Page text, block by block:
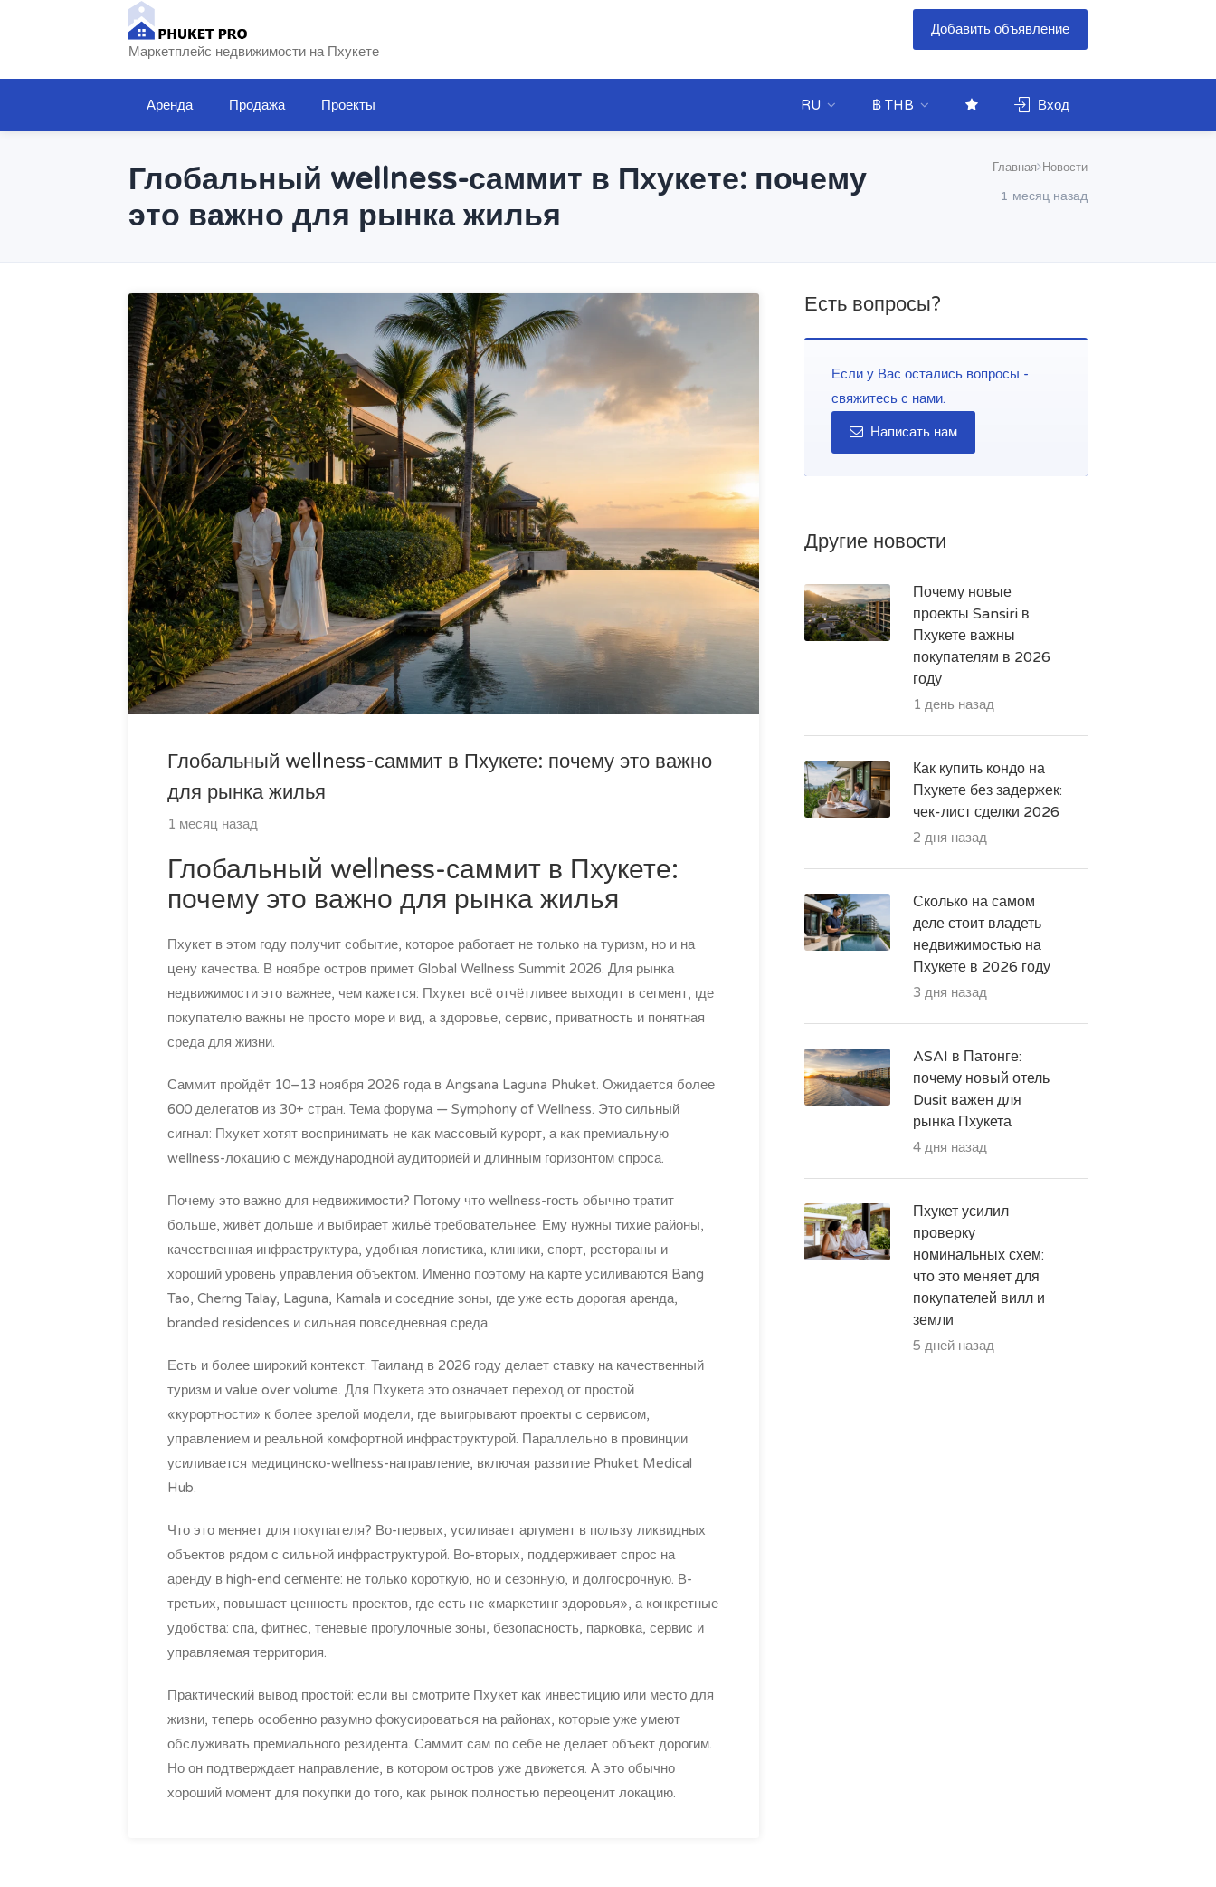
Маркетплейс недвижимости на Пхукете
Добавить объявление
Аренда Продажа Проекты Вход
฿ THB
RU
Глобальный wellness-саммит в Пхукете: почему
это важно для рынка жилья
Главная Новости
1 месяц назад
Глобальный wellness-саммит в Пхукете: почему это важно
для рынка жилья
1 месяц назад
Глобальный wellness-саммит в Пхукете:
почему это важно для рынка жилья
Пхукет в этом году получит событие, которое работает не только на туризм, но и на
цену качества. В ноябре остров примет Global Wellness Summit 2026. Для рынка
недвижимости это важнее, чем кажется: Пхукет всё отчётливее выходит в сегмент, где
покупателю важны не просто море и вид, а здоровье, сервис, приватность и понятная
среда для жизни.
Саммит пройдёт 10–13 ноября 2026 года в Angsana Laguna Phuket. Ожидается более
600 делегатов из 30+ стран. Тема форума — Symphony of Wellness. Это сильный
сигнал: Пхукет хотят воспринимать не как массовый курорт, а как премиальную
wellness-локацию с международной аудиторией и длинным горизонтом спроса.
Почему это важно для недвижимости? Потому что wellness-гость обычно тратит
больше, живёт дольше и выбирает жильё требовательнее. Ему нужны тихие районы,
качественная инфраструктура, удобная логистика, клиники, спорт, рестораны и
хороший уровень управления объектом. Именно поэтому на карте усиливаются Bang
Tao, Cherng Talay, Laguna, Kamala и соседние зоны, где уже есть дорогая аренда,
branded residences и сильная повседневная среда.
Есть и более широкий контекст. Таиланд в 2026 году делает ставку на качественный
туризм и value over volume. Для Пхукета это означает переход от простой
«курортности» к более зрелой модели, где выигрывают проекты с сервисом,
управлением и реальной комфортной инфраструктурой. Параллельно в провинции
усиливается медицинско-wellness-направление, включая развитие Phuket Medical
Hub.
Что это меняет для покупателя? Во-первых, усиливает аргумент в пользу ликвидных
объектов рядом с сильной инфраструктурой. Во-вторых, поддерживает спрос на
аренду в high-end сегменте: не только короткую, но и сезонную, и долгосрочную. В-
третьих, повышает ценность проектов, где есть не «маркетинг здоровья», а конкретные
удобства: спа, фитнес, теневые прогулочные зоны, безопасность, парковка, сервис и
управляемая территория.
Практический вывод простой: если вы смотрите Пхукет как инвестицию или место для
жизни, теперь особенно разумно фокусироваться на районах, которые уже умеют
обслуживать премиального резидента. Саммит сам по себе не делает объект дорогим.
Но он подтверждает направление, в котором остров уже движется. А это обычно
хороший момент для покупки до того, как рынок полностью переоценит локацию.
Есть вопросы?
Если у Вас остались вопросы -
свяжитесь с нами.
Написать нам
Другие новости
Почему новые
проекты Sansiri в
Пхукете важны
покупателям в 2026
году
1 день назад
Как купить кондо на
Пхукете без задержек:
чек-лист сделки 2026
2 дня назад
Сколько на самом
деле стоит владеть
недвижимостью на
Пхукете в 2026 году
3 дня назад
ASAI в Патонге:
почему новый отель
Dusit важен для
рынка Пхукета
4 дня назад
Пхукет усилил
проверку
номинальных схем:
что это меняет для
покупателей вилл и
земли
5 дней назад